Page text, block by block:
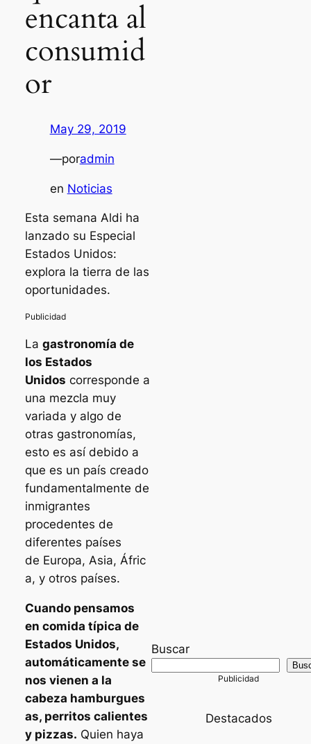
encanta al
consumid
or
May 29, 2019
—poradmin
en Noticias
Esta semana Aldi ha
lanzado su Especial
Estados Unidos:
explora la tierra de las
oportunidades.
La gastronomía de
los Estados
Unidos corresponde a
una mezcla muy
variada y algo de
otras gastronomías,
esto es así debido a
que es un país creado
fundamentalmente de
inmigrantes
procedentes de
diferentes países
de Europa, Asia, Áfric
a, y otros países.
Cuando pensamos
en comida típica de
Estados Unidos,
automáticamente se
nos vienen a la
cabeza hamburgues
as, perritos calientes
y pizzas. Quien haya
Buscar
Destacados